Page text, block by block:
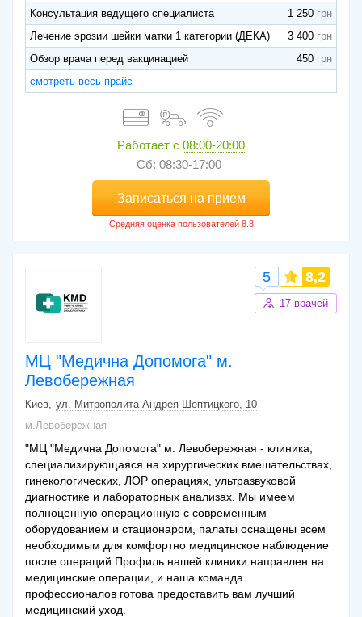
Консультация ведущего специалиста
1 250
Лечение эрозии шейки матки 1 категории (ДЕКА)
3 400
Обзор врача перед вакцинацией
450
смотреть весь прайс
Работает с 08:00-20:00
Сб: 08:30-17:00
Записаться на прием
МЦ "Медична Допомога" м.
Левобережная
5 8,2
17 врачей
Киев ул. Митрополита Андрея Шептицкого, 10
м.Левобережная
"МЦ "Медична Допомога" м. Левобережная - клиника,
специализирующаяся на хирургических вмешательствах,
гинекологических, ЛОР операциях, ультразвуковой
диагностике и лабораторных анализах. Мы имеем
полноценную операционную с современным
оборудованием и стационаром, палаты оснащены всем
необходимым для комфортно медицинское наблюдение
после операций Профиль нашей клиники направлен на
медицинские операции, и наша команда
профессионалов готова предоставить вам лучший
медицинский уход.